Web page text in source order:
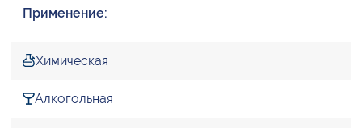
Применение:
Химическая
Алкогольная